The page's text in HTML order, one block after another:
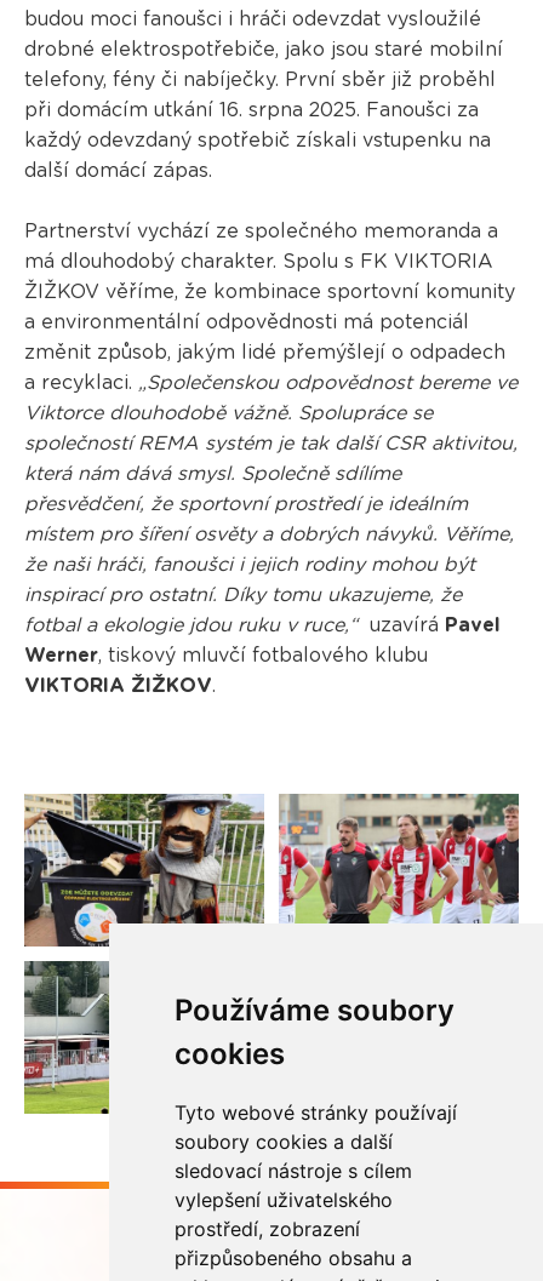
Používáme soubory
cookies
Tyto webové stránky používají
soubory cookies a další
sledovací nástroje s cílem
vylepšení uživatelského
prostředí, zobrazení
přizpůsobeného obsahu a
budou moci fanoušci i hráči odevzdat vysloužilé
drobné elektrospotřebiče, jako jsou staré mobilní
telefony, fény či nabíječky. První sběr již proběhl
při domácím utkání 16. srpna 2025. Fanoušci za
každý odevzdaný spotřebič získali vstupenku na
další domácí zápas.
Partnerství vychází ze společného memoranda a
má dlouhodobý charakter. Spolu s FK VIKTORIA
ŽIŽKOV věříme, že kombinace sportovní komunity
a environmentální odpovědnosti má potenciál
změnit způsob, jakým lidé přemýšlejí o odpadech
a recyklaci. „Společenskou odpovědnost bereme ve
Viktorce dlouhodobě vážně. Spolupráce se
společností REMA systém je tak další CSR aktivitou,
která nám dává smysl. Společně sdílíme
přesvědčení, že sportovní prostředí je ideálním
místem pro šíření osvěty a dobrých návyků. Věříme,
že naši hráči, fanoušci i jejich rodiny mohou být
inspirací pro ostatní. Díky tomu ukazujeme, že
fotbal a ekologie jdou ruku v ruce,“uzavírá Pavel
Werner, tiskový mluvčí fotbalového klubu
VIKTORIA ŽIŽKOV.